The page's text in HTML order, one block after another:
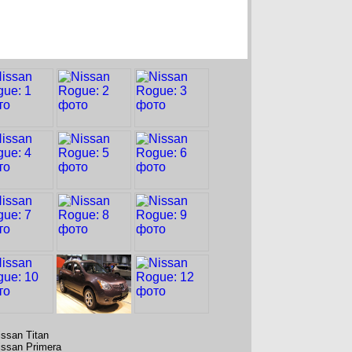
Titan
Primera